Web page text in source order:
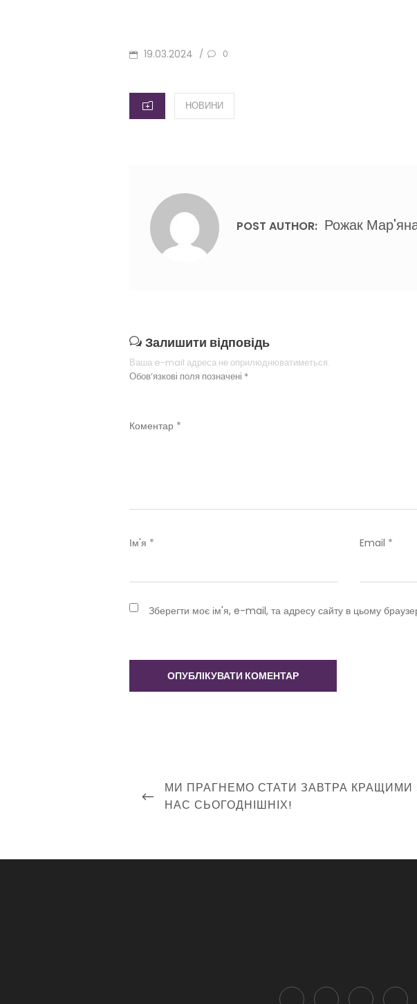
POSTED
19.03.2024 / 0
CATEGORIES
НОВИНИ
POST AUTHOR: Рожак
Залишити відповідь
Ваша e-mail адреса не оприлюднюватиметься.
Обов’язкові поля позначені *
Коментар *
Ім'я * Email *
Зберегти моє ім'я, e-mail, та адресу сайту в цьому
Навігація
записів
PREVIOUS
POST
МИ ПРАГНЕМО СТАТИ ЗАВТРА КРАЩИМИ
НАС СЬОГОДНІШНІХ!